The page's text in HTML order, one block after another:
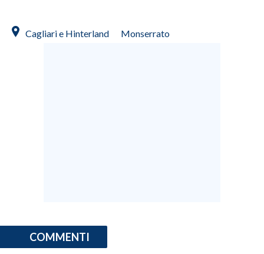
Cagliari e Hinterland Monserrato
COMMENTI